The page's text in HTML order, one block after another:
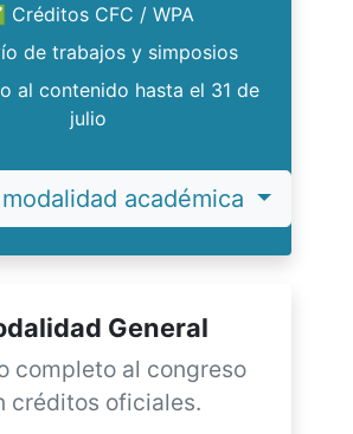
Créditos CFC / WPA
de trabajos y simposios
al contenido hasta el 31 de
julio
académica
General
completo al congreso
créditos oficiales.